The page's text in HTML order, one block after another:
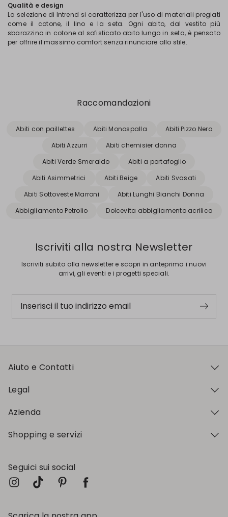
Qualità e design
La selezione di Intrend si caratterizza per l'uso di materiali pregiati
come il cotone, il lino e la seta. Ogni abito, dal vestito più
sbarazzino in cotone al sofisticato abito lungo in seta, è pensato
per offrire il massimo comfort senza rinunciare allo stile.
Raccomandazioni
Abiti con paillettes Abiti Monospalla
Abiti Pizzo Nero
Abiti Azzurri
Abiti chemisier donna
Abiti Verde Smeraldo
Abiti a portafoglio
Abiti Asimmetrici
Abiti Beige
Abiti Svasati
Abiti Sottoveste Marroni
Abiti Lunghi Bianchi Donna
Abbigliamento Petrolio
Dolcevita abbigliamento acrilica
Iscriviti alla nostra Newsletter
Iscriviti subito alla newsletter e scopri in anteprima i nuovi
arrivi, gli eventi e i progetti speciali.
Inserisci il tuo indirizzo email
Aiuto e Contatti
Legal
Azienda
Shopping e servizi
Seguici sui social